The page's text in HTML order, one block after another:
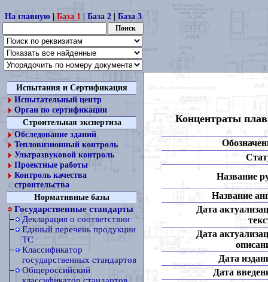
На главную| База 1| База 2| База 3
Испытания и Сертификация
Испытательный центр
Орган по сертификации
Строительная экспертиза
Обследование зданий
Тепловизионный контроль
Ультразвуковой контроль
Проектные работы
Контроль качества
строительства
Нормативные базы
Государственные стандарты
Декларация о соответствии
Единый перечень продукции
ТС
Классификатор
государственных стандартов
Общероссийский
Концентраты
Название
Название
Дата
Дата
Дата
Дата